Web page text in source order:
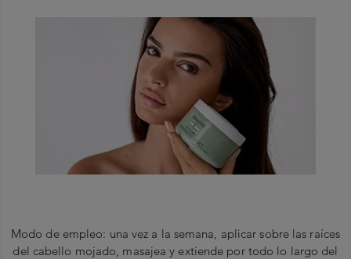
Modo de empleo: una vez a la semana, aplicar sobre las raíces
del cabello mojado, masajea y extiende por todo lo largo del